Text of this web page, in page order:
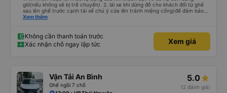
giờ(nếu không sẽ bị trễ chuyến). 2. lái xe khi dừng đỗ cho khách đổi từ ghế
sau lên ghế trước cạnh tài xế chú ý cửa lên tránh miệng cống(để đảm bảo
an toàn cho khách- tại HN: miệng cống bằng sắt chữ nhật dạng ô lưới, cửa
Tng kịp 20h, để khách nối chuyến Xe 11 chỗ nên thoáng đãng.
Xem thêm
Không cần thanh toán trước
Xác nhận chỗ ngay lập tức
Xem giá
Vận Tải An Bình
Ghế ngồi 7 chỗ
5.0
(2 đánh giá)